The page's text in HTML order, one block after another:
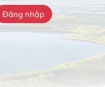
Đăng nhập